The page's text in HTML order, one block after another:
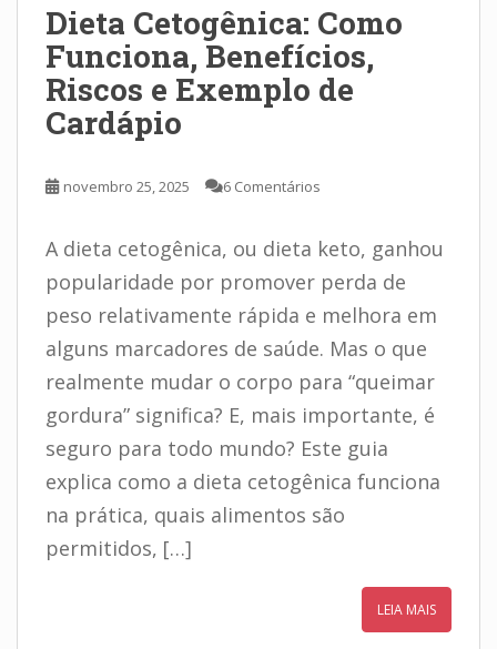
Dieta Cetogênica: Como
Funciona, Benefícios,
Riscos e Exemplo de
Cardápio
novembro 25, 2025 6 Comentários
A dieta cetogênica, ou dieta keto, ganhou
popularidade por promover perda de
peso relativamente rápida e melhora em
alguns marcadores de saúde. Mas o que
realmente mudar o corpo para “queimar
gordura” significa? E, mais importante, é
seguro para todo mundo? Este guia
explica como a dieta cetogênica funciona
na prática, quais alimentos são
permitidos, […]
LEIA MAIS